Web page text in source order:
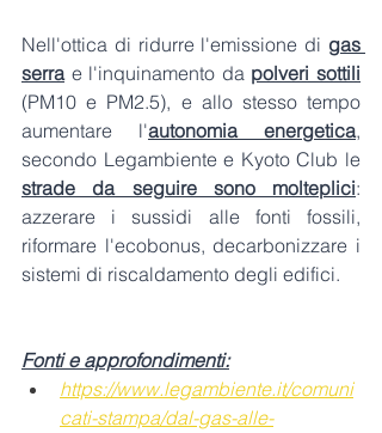
Nell'ottica di ridurre l'emissione di gas
serra e l'inquinamento da polveri sottili
(PM10 e PM2.5), e allo stesso tempo
aumentare l'autonomia energetica,
strade da seguire sono molteplici:
azzerare i sussidi alle fonti fossili,
riformare l'ecobonus, decarbonizzare i
sistemi di riscaldamento degli edifici.
Fonti e approfondimenti:
https://www.legambiente.it/comuni
cati-stampa/dal-gas-alle-